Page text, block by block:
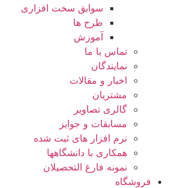
سوابق سخت افزاری
طرح ها
آموزش
تماس با ما
نمایندگان
اخبار و مقالات
مشتریان
گالری تصاویر
مسابقات و جوایز
نرم افزار های ثبت شده
همکاری با دانشگاهها
نمونه فارغ التحصیلان
فروشگاه